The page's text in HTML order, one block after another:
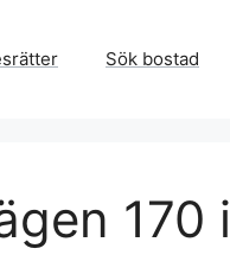
Sök bostad
170 i